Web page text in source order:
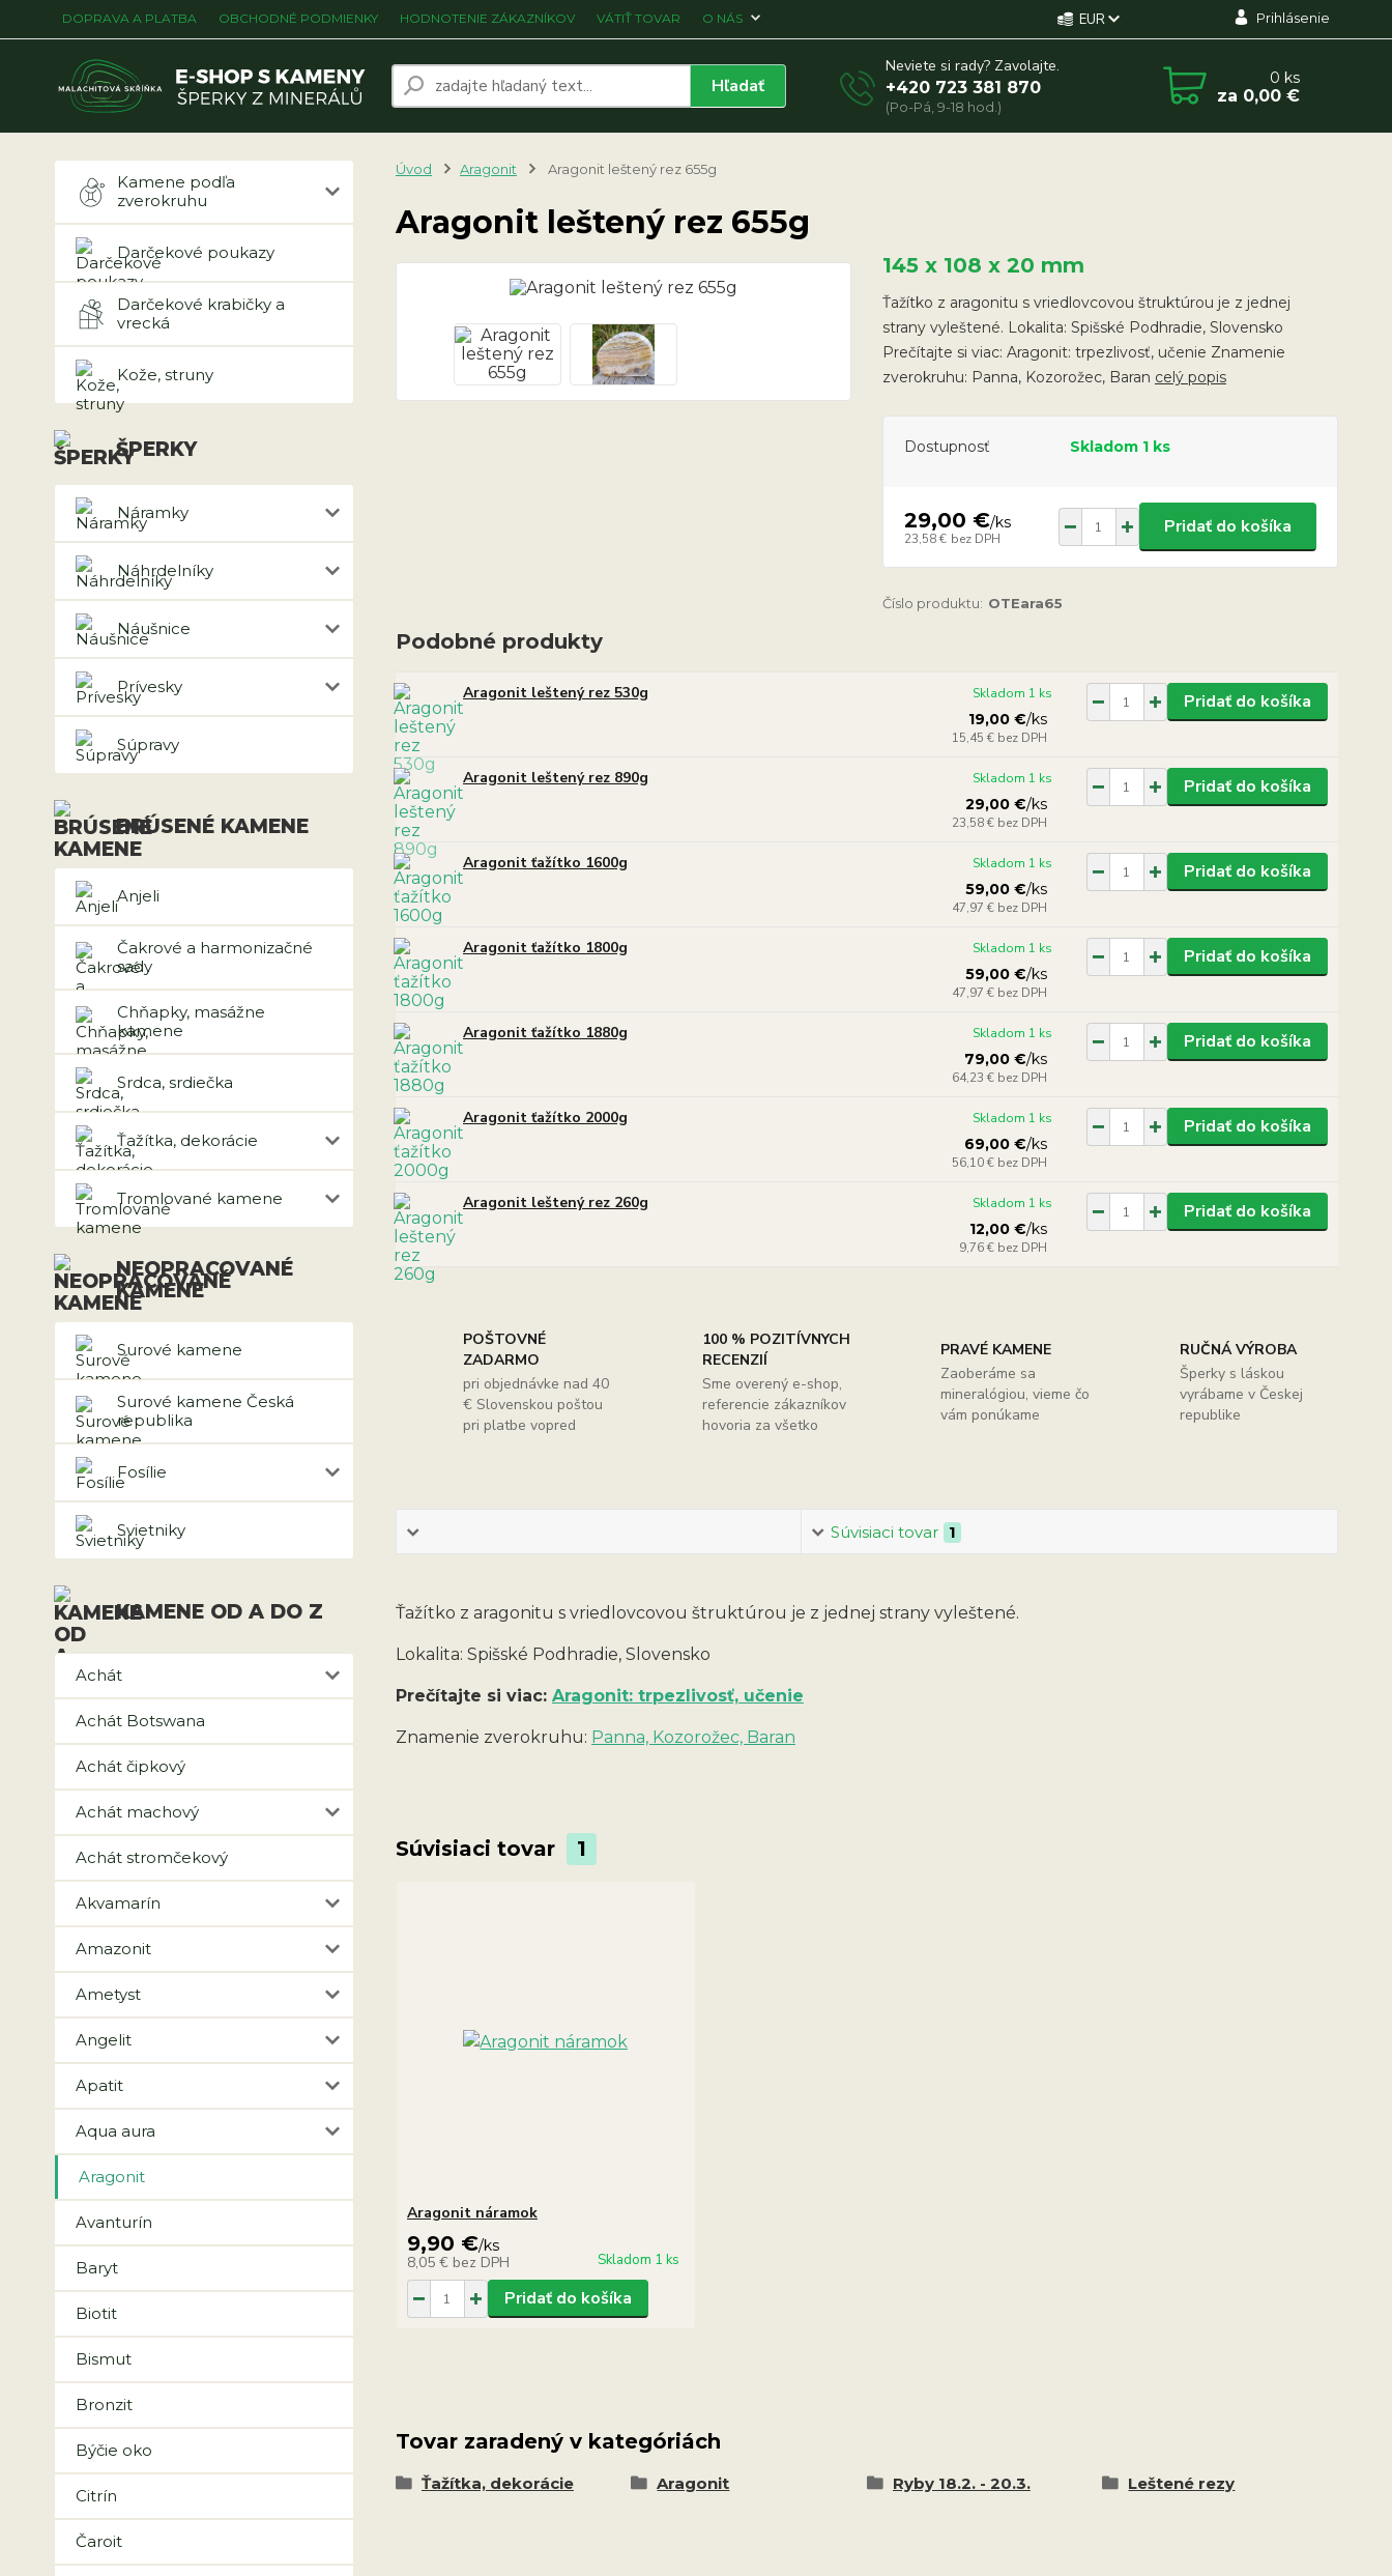
DOPRAVA A PLATBA OBCHODNÉ PODMIENKY HODNOTENIE ZÁKAZNÍKOV VÁTIŤ TOVAR O NÁS EUR Prihlásenie
Hľadať
Neviete si rady? Zavolajte.
+420 723 381 870
(Po-Pá, 9-18 hod.)
0 ks
za 0,00 €
Kamene podľa
zverokruhu
Darčekové poukazy
Darčekové krabičky a
vrecká
Kože, struny
ŠPERKY
Náramky
Náhrdelníky
Náušnice
Prívesky
Súpravy
BRÚSENÉ KAMENE
Anjeli
Čakrové a harmonizačné
sady
Chňapky, masážne
kamene
Srdca, srdiečka
Ťažítka, dekorácie
Tromlované kamene
NEOPRACOVANÉ
KAMENE
Surové kamene
Surové kamene Česká
republika
Fosílie
Svietniky
KAMENE OD A DO Z
Achát
Achát Botswana
Achát čipkový
Achát machový
Achát stromčekový
Akvamarín
Amazonit
Ametyst
Angelit
Apatit
Aqua aura
Aragonit
Avanturín
Baryt
Biotit
Bismut
Bronzit
Býčie oko
Citrín
Čaroit
Úvod Aragonit Aragonit leštený rez 655g
Aragonit leštený rez 655g
145 x 108 x 20 mm
Ťažítko z aragonitu s vriedlovcovou štruktúrou je z jednej
strany vyleštené. Lokalita: Spišské Podhradie, Slovensko
Prečítajte si viac: Aragonit: trpezlivosť, učenie Znamenie
zverokruhu: Panna, Kozorožec, Baran celý popis
Dostupnosť Skladom 1 ks
29,00 €/ks
23,58 € bez DPH
Pridať do košíka
Číslo produktu: OTEara65
Podobné produkty
Aragonit leštený rez 530g
19,00 €/ks
15,45 € bez DPH
Skladom 1 ks Pridať do košíka
Aragonit leštený rez 890g
29,00 €/ks
23,58 € bez DPH
Skladom 1 ks Pridať do košíka
Aragonit ťažítko 1600g
59,00 €/ks
47,97 € bez DPH
Skladom 1 ks Pridať do košíka
Aragonit ťažítko 1800g
59,00 €/ks
47,97 € bez DPH
Skladom 1 ks Pridať do košíka
Aragonit ťažítko 1880g
79,00 €/ks
64,23 € bez DPH
Skladom 1 ks Pridať do košíka
Aragonit ťažítko 2000g
69,00 €/ks
56,10 € bez DPH
Skladom 1 ks Pridať do košíka
Aragonit leštený rez 260g
12,00 €/ks
9,76 € bez DPH
Skladom 1 ks Pridať do košíka
POŠTOVNÉ
ZADARMO
pri objednávke nad 40
€ Slovenskou poštou
pri platbe vopred
100 % POZITÍVNYCH
RECENZIÍ
Sme overený e-shop,
referencie zákazníkov
hovoria za všetko
PRAVÉ KAMENE
Zaoberáme sa
mineralógiou, vieme čo
vám ponúkame
RUČNÁ VÝROBA
Šperky s láskou
vyrábame v Českej
republike
Súvisiaci tovar 1
Ťažítko z aragonitu s vriedlovcovou štruktúrou je z jednej strany vyleštené.
Lokalita: Spišské Podhradie, Slovensko
Prečítajte si viac: Aragonit: trpezlivosť, učenie
Znamenie zverokruhu: Panna, Kozorožec, Baran
Súvisiaci tovar 1
Aragonit náramok
9,90 €/ks
8,05 € bez DPH Skladom 1 ks
Pridať do košíka
Tovar zaradený v kategóriách
Ťažítka, dekorácie Aragonit Ryby 18.2. - 20.3. Leštené rezy